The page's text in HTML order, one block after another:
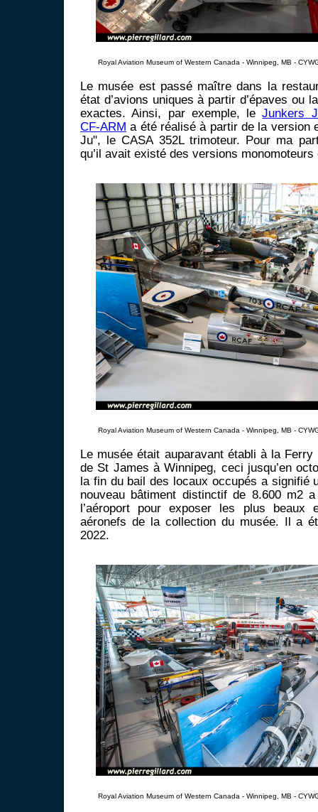
Royal Aviation Museum of Western Canada - Winnipeg, MB -
Le musée est passé maître dans la
état d’avions uniques à partir d’épaves ou
exactes. Ainsi, par exemple, leJunkers
CF-ARM a été réalisé à partir de la version
Ju", le CASA 352L trimoteur. Pour ma
qu’il avait existé des versions monomoteurs
Royal Aviation Museum of Western Canada - Winnipeg, MB -
Le musée était auparavant établi à la
de St James à Winnipeg, ceci jusqu’en
la fin du bail des locaux occupés a signifié
nouveau bâtiment distinctif de 8.600 m2
l’aéroport pour exposer les plus beaux
aéronefs de la collection du musée. Il a
2022.
Royal Aviation Museum of Western Canada - Winnipeg, MB -